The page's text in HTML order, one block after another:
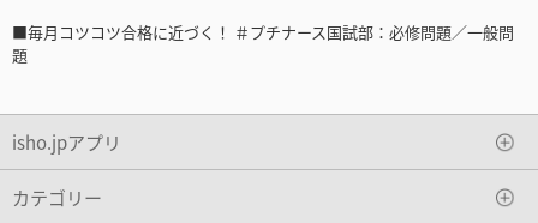
■毎月コツコツ合格に近づく！ ＃プチナース国試部：必修問題／一般問
題
isho.jpアプリ
カテゴリー